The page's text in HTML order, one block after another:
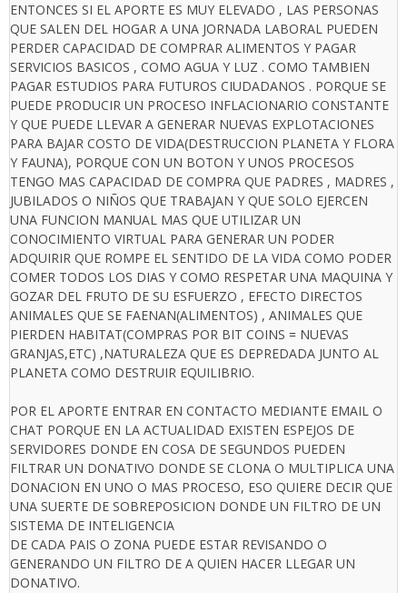
ENTONCES SI EL APORTE ES MUY ELEVADO , LAS PERSONAS
QUE SALEN DEL HOGAR A UNA JORNADA LABORAL PUEDEN
PERDER CAPACIDAD DE COMPRAR ALIMENTOS Y PAGAR
SERVICIOS BASICOS , COMO AGUA Y LUZ . COMO TAMBIEN
PAGAR ESTUDIOS PARA FUTUROS CIUDADANOS . PORQUE SE
PUEDE PRODUCIR UN PROCESO INFLACIONARIO CONSTANTE
Y QUE PUEDE LLEVAR A GENERAR NUEVAS EXPLOTACIONES
PARA BAJAR COSTO DE VIDA(DESTRUCCION PLANETA Y FLORA
Y FAUNA), PORQUE CON UN BOTON Y UNOS PROCESOS
TENGO MAS CAPACIDAD DE COMPRA QUE PADRES , MADRES ,
JUBILADOS O NIÑOS QUE TRABAJAN Y QUE SOLO EJERCEN
UNA FUNCION MANUAL MAS QUE UTILIZAR UN
CONOCIMIENTO VIRTUAL PARA GENERAR UN PODER
ADQUIRIR QUE ROMPE EL SENTIDO DE LA VIDA COMO PODER
COMER TODOS LOS DIAS Y COMO RESPETAR UNA MAQUINA Y
GOZAR DEL FRUTO DE SU ESFUERZO , EFECTO DIRECTOS
ANIMALES QUE SE FAENAN(ALIMENTOS) , ANIMALES QUE
PIERDEN HABITAT(COMPRAS POR BIT COINS = NUEVAS
GRANJAS,ETC) ,NATURALEZA QUE ES DEPREDADA JUNTO AL
PLANETA COMO DESTRUIR EQUILIBRIO.
POR EL APORTE ENTRAR EN CONTACTO MEDIANTE EMAIL O
CHAT PORQUE EN LA ACTUALIDAD EXISTEN ESPEJOS DE
SERVIDORES DONDE EN COSA DE SEGUNDOS PUEDEN
FILTRAR UN DONATIVO DONDE SE CLONA O MULTIPLICA UNA
DONACION EN UNO O MAS PROCESO, ESO QUIERE DECIR QUE
UNA SUERTE DE SOBREPOSICION DONDE UN FILTRO DE UN
SISTEMA DE INTELIGENCIA
DE CADA PAIS O ZONA PUEDE ESTAR REVISANDO O
GENERANDO UN FILTRO DE A QUIEN HACER LLEGAR UN
DONATIVO.